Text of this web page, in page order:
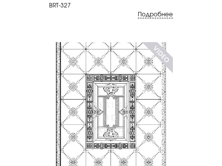
BRT-327
Подробнее